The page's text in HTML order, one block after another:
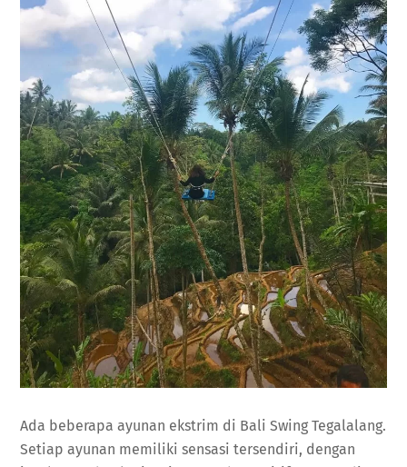
Ada beberapa ayunan ekstrim di Bali Swing Tegalalang.
Setiap ayunan memiliki sensasi tersendiri, dengan